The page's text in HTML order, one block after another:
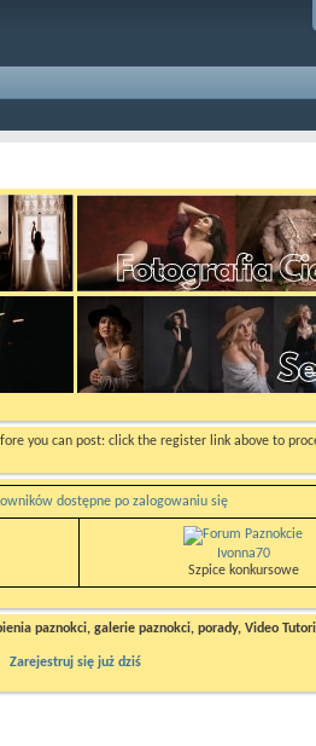
you can post: click the register link above to
dostępne po zalogowaniu się
Ivonna70
Szpice konkursowe
paznokci, galerie paznokci, porady, Video
Zarejestruj się już dziś